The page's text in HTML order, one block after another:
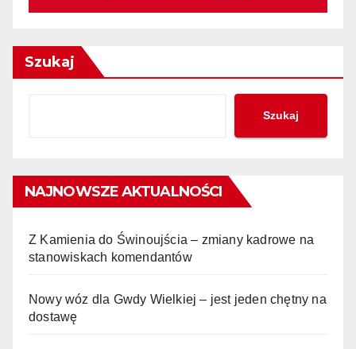
Szukaj
Szukaj
NAJNOWSZE AKTUALNOŚCI
Z Kamienia do Świnoujścia – zmiany kadrowe na
stanowiskach komendantów
Nowy wóz dla Gwdy Wielkiej – jest jeden chętny na
dostawę